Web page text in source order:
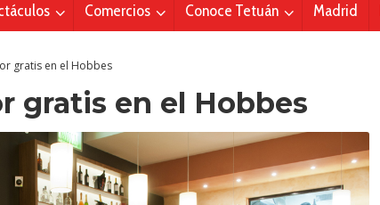
Comercios Conoce Tetuán Madrid
gratis en el Hobbes
gratis en el Hobbes